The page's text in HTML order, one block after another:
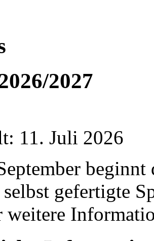
2027
11. Juli 2026
gefertigte
weitere